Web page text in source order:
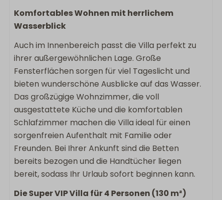
Kinderfreundlich
Lage Unterkunft
Panoramisch uitzicht
Privatsphäre
Freistehende Unterkunft im Ferienpark
Komfortables Wohnen mit herrlichem
Wasserblick
Auch im Innenbereich passt die Villa perfekt zu
ihrer außergewöhnlichen Lage. Große
Fensterflächen sorgen für viel Tageslicht und
bieten wunderschöne Ausblicke auf das Wasser.
Das großzügige Wohnzimmer, die voll
ausgestattete Küche und die komfortablen
Schlafzimmer machen die Villa ideal für einen
sorgenfreien Aufenthalt mit Familie oder
Freunden. Bei Ihrer Ankunft sind die Betten
bereits bezogen und die Handtücher liegen
bereit, sodass Ihr Urlaub sofort beginnen kann.
Die Super VIP Villa für 4 Personen (130 m²)